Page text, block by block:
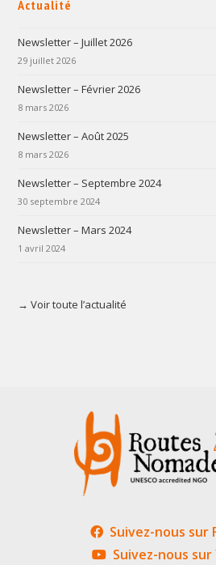
Actualité
Newsletter – Juillet 2026
29 juillet 2026
Newsletter – Février 2026
8 mars 2026
Newsletter – Août 2025
8 mars 2026
Newsletter – Septembre 2024
30 septembre 2024
Newsletter – Mars 2024
1 avril 2024
→ Voir toute l’actualité
Suivez-nous sur
Suivez-nous